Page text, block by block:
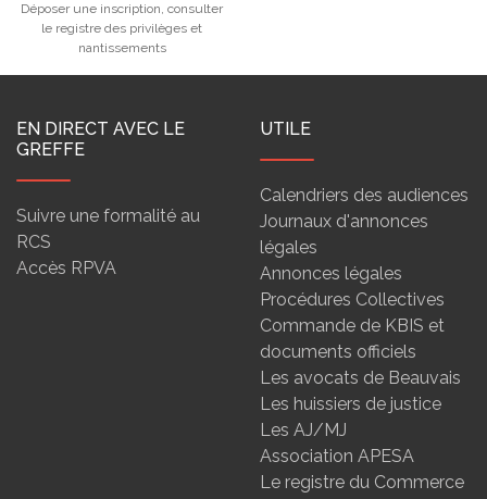
Déposer une inscription, consulter
le registre des privilèges et
nantissements
EN DIRECT AVEC LE
GREFFE
Suivre une formalité au
RCS
Accès RPVA
UTILE
Calendriers des audiences
Journaux d'annonces
légales
Annonces légales
Procédures Collectives
Commande de KBIS et
documents officiels
Les avocats de Beauvais
Les huissiers de justice
Les AJ/MJ
Association APESA
Le registre du Commerce